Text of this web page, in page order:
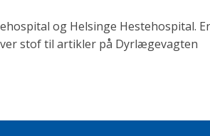
og Helsinge Hestehospital.
stof til artikler på Dyrlægevagten